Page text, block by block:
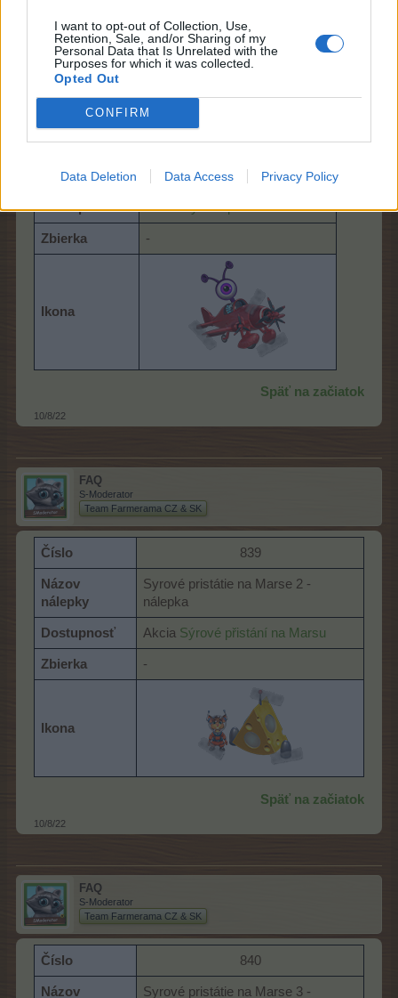
I want to opt-out of Collection, Use,
Retention, Sale, and/or Sharing of my
Personal Data that Is Unrelated with the
Purposes for which it was collected.
Opted Out
CONFIRM
Data Deletion Data Access Privacy Policy
FAQ
S-Moderator
Team Farmerama CZ & SK
Číslo 838​
Názov nálepky
Dostupnosť AkciaSýrové přistání na Marsu
Zbierka -
Ikona
Späť na začiatok
10/8/22
FAQ
S-Moderator
Team Farmerama CZ & SK
Číslo 839​
Názov
nálepky
Syrové pristátie na Marse 2 -
nálepka
Dostupnosť Akcia Sýrové přistání na Marsu
Zbierka -
Ikona
Späť na začiatok
10/8/22
FAQ
S-Moderator
Team Farmerama CZ & SK
Číslo 840​
Názov Syrové pristátie na Marse 3 -